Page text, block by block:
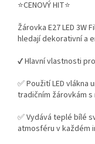
⭐CENOVÝ HIT⭐
Žárovka E27 LED
hledají dekorativní a
✔️ Hlavní vlastnosti
✅ Použití LED
tradičním žárovkám
✅ Vydává teplé bílé
atmosféru v každém